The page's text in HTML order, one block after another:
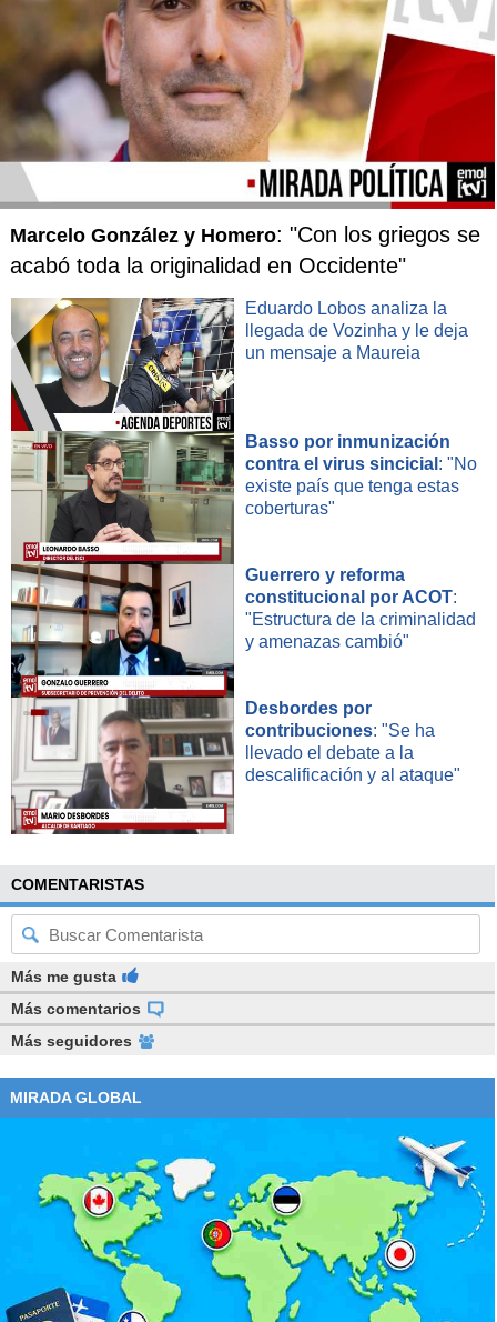
Marcelo González y Homero: "Con los griegos se
acabó toda la originalidad en Occidente"
Eduardo Lobos analiza la
llegada de Vozinha y le deja
un mensaje a Maureia
Basso por inmunización
contra el virus sincicial : "No
existe país que tenga estas
coberturas"
Guerrero y reforma
constitucional por ACOT:
"Estructura de la criminalidad
y amenazas cambió"
Desbordes por
contribuciones: "Se ha
llevado el debate a la
descalificación y al ataque"
COMENTARISTAS
Más me gusta
Más comentarios
Más seguidores
MIRADA GLOBAL